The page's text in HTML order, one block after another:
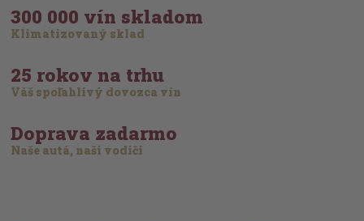
300 000 vín skladom
Klimatizovaný sklad
25 rokov na trhu
Váš spoľahlivý dovozca vín
Doprava zadarmo
Naše autá, naši vodiči